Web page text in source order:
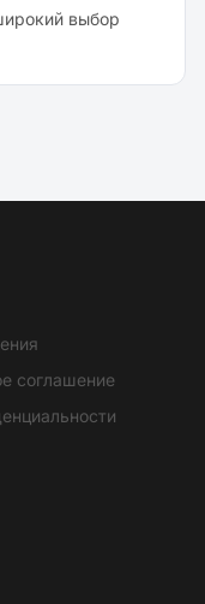
выбор
соглашение